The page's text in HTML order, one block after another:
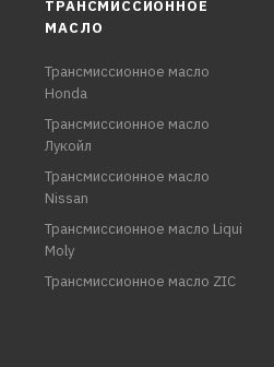
ТРАНСМИССИОННОЕ
МАСЛО
Трансмиссионное масло
Honda
Трансмиссионное масло
Лукойл
Трансмиссионное масло
Nissan
Трансмиссионное масло Liqui
Moly
Трансмиссионное масло ZIC